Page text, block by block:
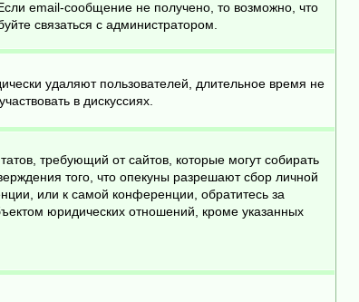
email-сообщение не получено, то возможно, что
связаться с администратором.
удаляют пользователей, длительное время не
в дискуссиях.
требующий от сайтов, которые могут собирать
того, что опекуны разрешают сбор личной
или к самой конференции, обратитесь за
юридических отношений, кроме указанных